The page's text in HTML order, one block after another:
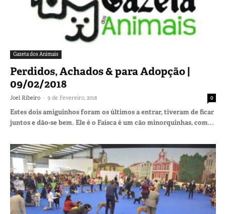
Gazeta dos Animais
Perdidos, Achados & para Adopção |
09/02/2018
Joel Ribeiro - 9 de Fevereiro, 2018 0
Estes dois amiguinhos foram os últimos a entrar, tiveram de ficar
juntos e dão-se bem. Ele é o Faísca é um cão minorquinhas, com...